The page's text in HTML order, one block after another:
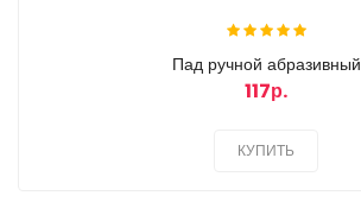
Пад ручной абразивный
117р.
КУПИТЬ